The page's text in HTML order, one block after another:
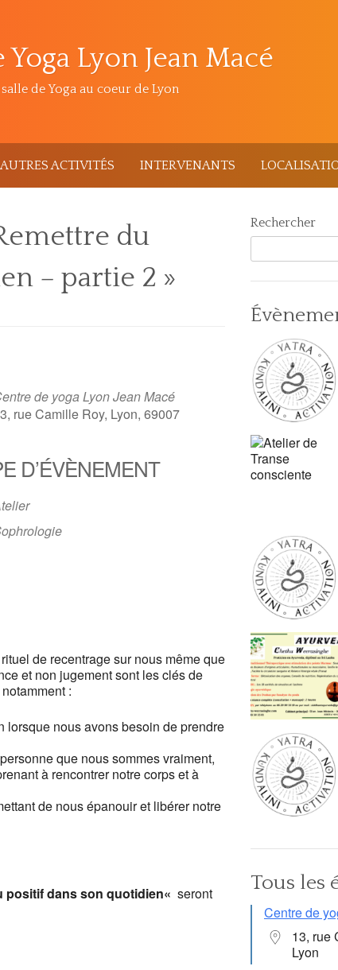
Lyon Jean Macé
de Yoga au coeur de Lyon
AUTRES ACTIVITÉS INTERVENANTS
du
– partie 2 »
de yoga Lyon Jean Macé
rue Camille Roy, Lyon, 69007
D’ÉVÈNEMENT
de recentrage sur nous même que
et non jugement sont les clés de
:
lorsque nous avons besoin de prendre
que nous sommes vraiment,
à rencontrer notre corps et à
de nous épanouir et libérer notre
positif dans son quotidien« seront
Rechercher
Tous les
Centre de
13, rue
Lyon